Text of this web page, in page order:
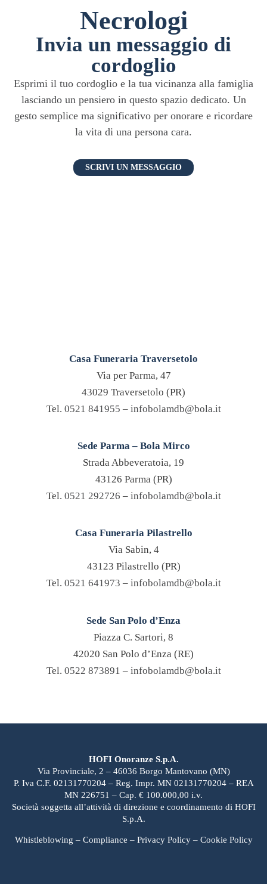
Necrologi
Invia un messaggio di
cordoglio
Esprimi il tuo cordoglio e la tua vicinanza alla famiglia
lasciando un pensiero in questo spazio dedicato. Un
gesto semplice ma significativo per onorare e ricordare
la vita di una persona cara.
SCRIVI UN MESSAGGIO
Casa Funeraria Traversetolo
Via per Parma, 47
43029 Traversetolo (PR)
Tel. 0521 841955 – infobolamdb@bola.it
Sede Parma – Bola Mirco
Strada Abbeveratoia, 19
43126 Parma (PR)
Tel. 0521 292726 – infobolamdb@bola.it
Casa Funeraria Pilastrello
Via Sabin, 4
43123 Pilastrello (PR)
Tel. 0521 641973 – infobolamdb@bola.it
Sede San Polo d’Enza
Piazza C. Sartori, 8
42020 San Polo d’Enza (RE)
Tel. 0522 873891 – infobolamdb@bola.it
HOFI Onoranze S.p.A.
Via Provinciale, 2 – 46036 Borgo Mantovano (MN)
P. Iva C.F. 02131770204 – Reg. Impr. MN 02131770204 – REA
MN 226751 – Cap. € 100.000,00 i.v.
Società soggetta all’attività di direzione e coordinamento di HOFI
S.p.A.
Whistleblowing – Compliance – Privacy Policy– Cookie Policy